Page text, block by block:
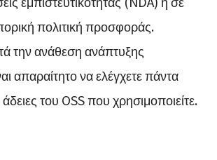
πολιτική προσφοράς.
την ανάθεση ανάπτυξης
απαραίτητο να ελέγχετε πάντα
του OSS που χρησιμοποιείτε.